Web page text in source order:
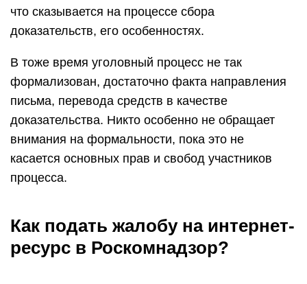
что сказывается на процессе сбора
доказательств, его особенностях.
В тоже время уголовный процесс не так
формализован, достаточно факта направления
письма, перевода средств в качестве
доказательства. Никто особенно не обращает
внимания на формальности, пока это не
касается основных прав и свобод участников
процесса.
Как подать жалобу на интернет-
ресурс в Роскомнадзор?